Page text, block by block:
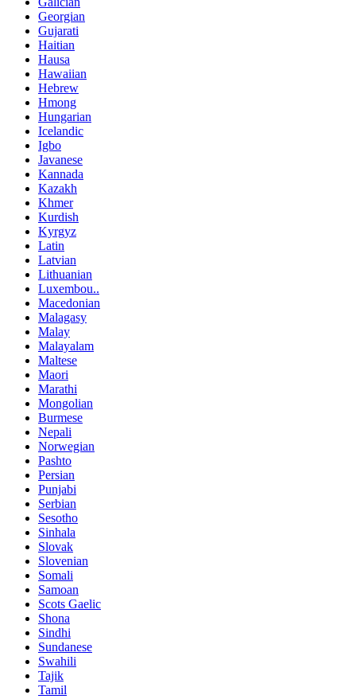
Georgian
Gujarati
Haitian
Hausa
Hawaiian
Hebrew
Hmong
Hungarian
Icelandic
Igbo
Javanese
Kannada
Kazakh
Khmer
Kurdish
Kyrgyz
Latin
Latvian
Lithuanian
Luxembou..
Macedonian
Malagasy
Malay
Malayalam
Maltese
Maori
Marathi
Mongolian
Burmese
Nepali
Norwegian
Pashto
Persian
Punjabi
Serbian
Sesotho
Sinhala
Slovak
Slovenian
Somali
Samoan
Scots Gaelic
Shona
Sindhi
Sundanese
Swahili
Tajik
Tamil